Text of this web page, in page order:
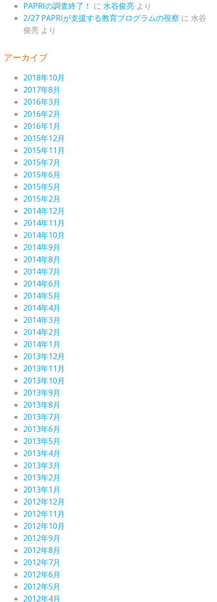
PAPRIの調査終了！ に 水谷俊亮 より
2/27 PAPRIが支援する教育プログラムの視察 に 水谷
俊亮 より
アーカイブ
2018年10月
2017年8月
2016年3月
2016年2月
2016年1月
2015年12月
2015年11月
2015年7月
2015年6月
2015年5月
2015年2月
2014年12月
2014年11月
2014年10月
2014年9月
2014年8月
2014年7月
2014年6月
2014年5月
2014年4月
2014年3月
2014年2月
2014年1月
2013年12月
2013年11月
2013年10月
2013年9月
2013年8月
2013年7月
2013年6月
2013年5月
2013年4月
2013年3月
2013年2月
2013年1月
2012年12月
2012年11月
2012年10月
2012年9月
2012年8月
2012年7月
2012年6月
2012年5月
2012年4月